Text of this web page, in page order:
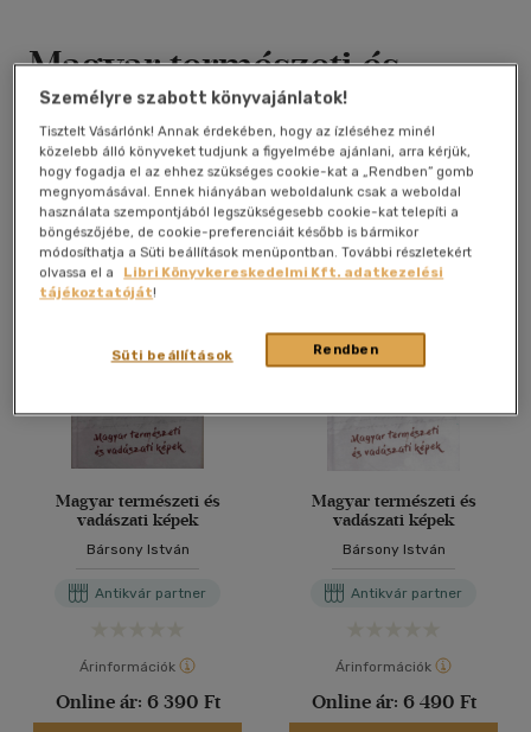
Magyar természeti és
vadászati képek
Bársony István
Antikvár könyv (3db)
Magyar természeti és
vadászati képek
Bársony István
Antikvár partner
Árinformációk
Online ár: 6 390 Ft
Magyar természeti és
vadászati képek
Bársony István
Antikvár partner
Árinformációk
Online ár: 6 490 Ft
Személyre szabott könyvajánlatok!
Tisztelt Vásárlónk! Annak érdekében, hogy az ízléséhez minél
közelebb álló könyveket tudjunk a figyelmébe ajánlani, arra kérjük,
hogy fogadja el az ehhez szükséges cookie-kat a „Rendben” gomb
megnyomásával. Ennek hiányában weboldalunk csak a weboldal
használata szempontjából legszükségesebb cookie-kat telepíti a
böngészőjébe, de cookie-preferenciáit később is bármikor
módosíthatja a Süti beállítások menüpontban. További részletekért
olvassa el a
Libri Könyvkereskedelmi Kft. adatkezelési
tájékoztatóját!
Rendben
Süti beállítások